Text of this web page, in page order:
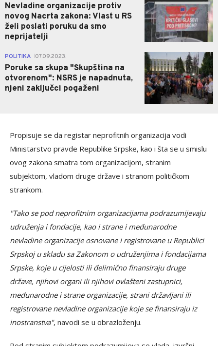
Nevladine organizacije protiv
novog Nacrta zakona: Vlast u RS
želi poslati poruku da smo
neprijatelji
POLITIKA 07.09.2023.
Poruke sa skupa "Skupština na
otvorenom": NSRS je napadnuta,
njeni zaključci pogaženi
1
Propisuje se da registar neprofitnih organizacija vodi
Ministarstvo pravde Republike Srpske, kao i šta se u smislu
ovog zakona smatra tom organizacijom, stranim
subjektom, vladom druge države i stranom političkom
strankom.
"Tako se pod neprofitnim organizacijama podrazumijevaju
udruženja i fondacije, kao i strane i međunarodne
nevladine organizacije osnovane i registrovane u Republici
Srpskoj u skladu sa Zakonom o udruženjima i fondacijama
Srpske, koje u cijelosti ili đelimično finansiraju druge
države, njihovi organi ili njihovi ovlašteni zastupnici,
međunarodne i strane organizacije, strani državljani ili
registrovane nevladine organizacije koje se finansiraju iz
inostranstva", navodi se u obrazloženju.